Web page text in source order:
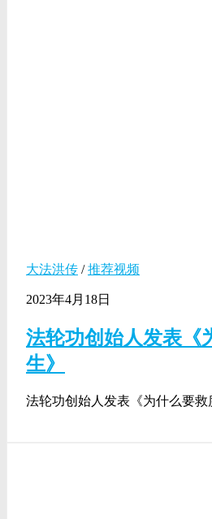
大法洪传 /推荐视频
2023年4月18日
法轮功创始人发表《
生》
法轮功创始人发表《为什么要救